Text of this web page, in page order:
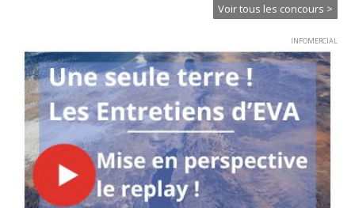
Voir tous les concours >
INFOMERCIAL